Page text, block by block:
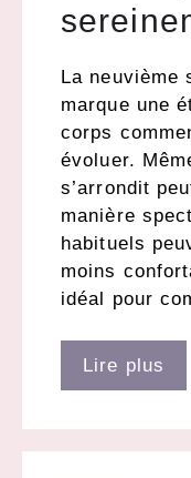
La neuvième
marque une
corps
évoluer.
s’arrondit
manière
habituels
moins
idéal pour
Lire plus